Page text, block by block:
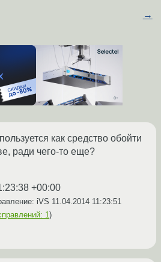
→
как средство обойти
ради чего-то еще?
+00:00
iVS 11.04.2014 11:23:51
1)